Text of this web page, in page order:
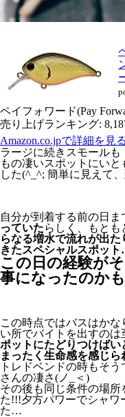
ペイフォワード(Pay
売り上げランキング:
Amazon.co.jpで詳細を見る
ラージに続きスモール
もの凄いスポットにい
した(^_^; 簡単に見えて
自分が到着する前の日ま
っていたらしく、もとも
らなる増水で流れが出
きたスペシャルスポッ
この日の経験が
事になったのか
この時点ではバスはか
い所でバイトを出すのは
ポットにたどりつけば
まったく生命感を感じら
トレドベンドの時もそ
さんの凄さ(ノ_＜)
その後も同じ条件の場
た!!!夕方パワーでシャワ
た…